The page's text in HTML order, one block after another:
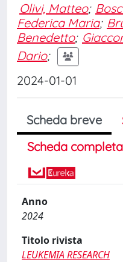
Olivi, Matteo;
Federica Maria;
Benedetto;
Dario;
2024-01-01
Scheda breve
Scheda
Anno
2024
Titolo rivista
LEUKEMIA RESEARCH